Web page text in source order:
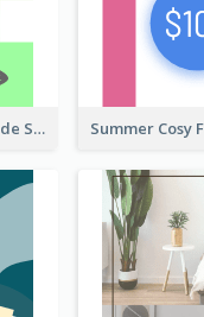
Neon Fashion Sales Wide Skyscraper Banner